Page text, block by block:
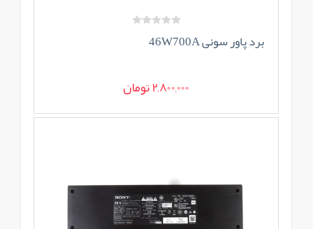
برد پاور سونی 46W700A
2,800,000 تومان